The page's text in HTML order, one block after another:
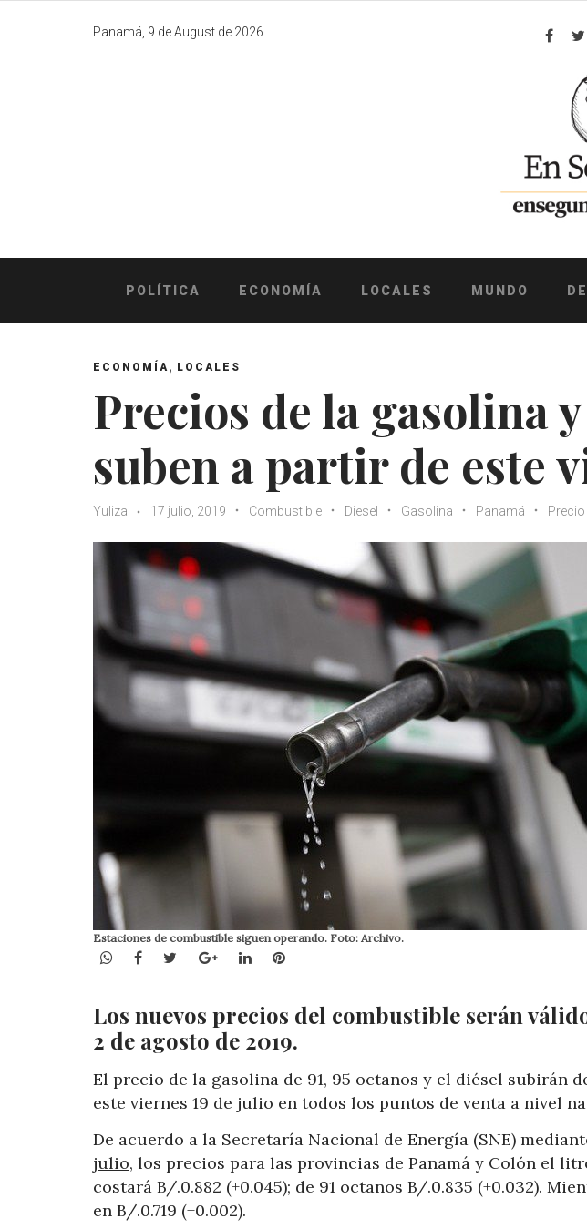
Panamá, 9 de August de 2026.
POLÍTICA ECONOMÍA LOCALES MUNDO
ECONOMÍA , LOCALES
Precios de la gasolina
suben a partir de este
Yuliza 17 julio, 2019 Combustible Diesel Gasolina Panamá Precio
Estaciones de combustible siguen operando. Foto: Archivo.
WhatsApp
Facebook
TwitterGoogle+LinkedInPinterest
Los nuevos precios del combustible serán
2 de agosto de 2019.
El precio de la gasolina de 91, 95 octanos y el diésel subirán
este viernes 19 de julio en todos los puntos de venta a nivel
De acuerdo a la Secretaría Nacional de Energía (SNE)
julio, los precios para las provincias de Panamá y Colón el
costará B/.0.882 (+0.045); de 91 octanos B/.0.835 (+0.032).
en B/.0.719 (+0.002).